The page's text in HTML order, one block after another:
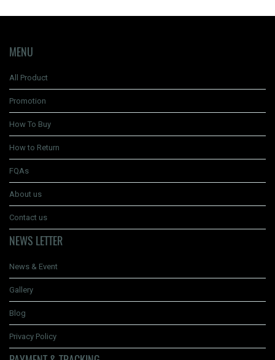
MENU
All Product
Promotion
How To Buy
How to Return
FQAs
About us
Contact us
NEWS LETTER
News & Event
Gallery
Blog
Privacy Policy